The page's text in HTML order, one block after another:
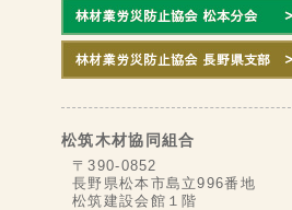
松筑木材協同組合
〒390-0852
長野県松本市島立996番地
松筑建設会館１階